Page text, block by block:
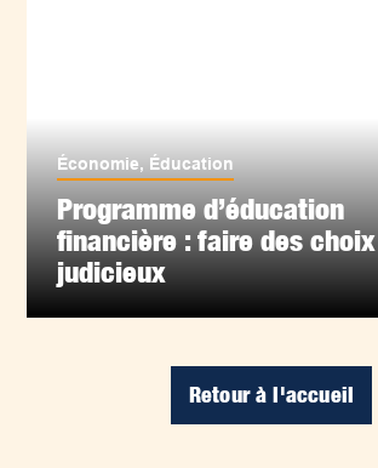
Économie, Éducation
Programme d’éducation
financière : faire des choix
judicieux
Retour à l'accueil